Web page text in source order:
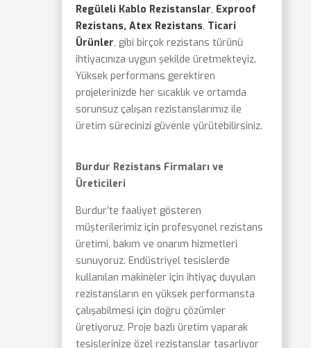
Regüleli Kablo Rezistanslar, Exproof
Rezistans, Atex Rezistans, Ticari
Ürünler, gibi birçok rezistans türünü
ihtiyacınıza uygun şekilde üretmekteyiz.
Yüksek performans gerektiren
projelerinizde her sıcaklık ve ortamda
sorunsuz çalışan rezistanslarımız ile
üretim sürecinizi güvenle yürütebilirsiniz.
Burdur Rezistans Firmaları ve
Üreticileri
Burdur’te faaliyet gösteren
müşterilerimiz için profesyonel rezistans
üretimi, bakım ve onarım hizmetleri
sunuyoruz. Endüstriyel tesislerde
kullanılan makineler için ihtiyaç duyulan
rezistansların en yüksek performansta
çalışabilmesi için doğru çözümler
üretiyoruz. Proje bazlı üretim yaparak
tesislerinize özel rezistanslar tasarlıyor